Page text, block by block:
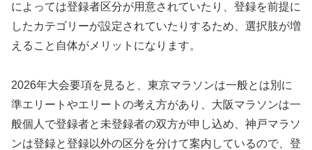
によっては登録者区分が用意されていたり、登録を前提に
したカテゴリーが設定されていたりするため、選択肢が増
えること自体がメリットになります。
2026年大会要項を見ると、東京マラソンは一般とは別に
準エリートやエリートの考え方があり、大阪マラソンは一
般個人で登録者と未登録者の双方が申し込め、神戸マラソ
ンは登録と登録以外の区分を分けて案内しているので、登